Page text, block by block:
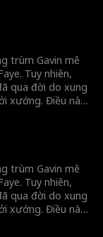
ra xa, cô dần
trùm Gavin mê
Tuy nhiên,
qua đời do xung
xướng. Điều này
ra xa, cô dần
trùm Gavin mê
Tuy nhiên,
qua đời do xung
xướng. Điều này